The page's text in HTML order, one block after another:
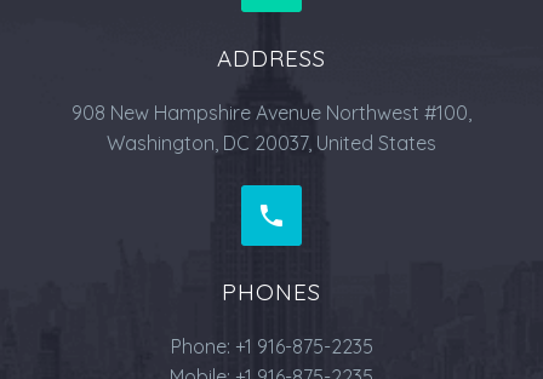
ADDRESS
908 New Hampshire Avenue Northwest #100,
Washington, DC 20037, United States


PHONES
Phone: +1 916-875-2235